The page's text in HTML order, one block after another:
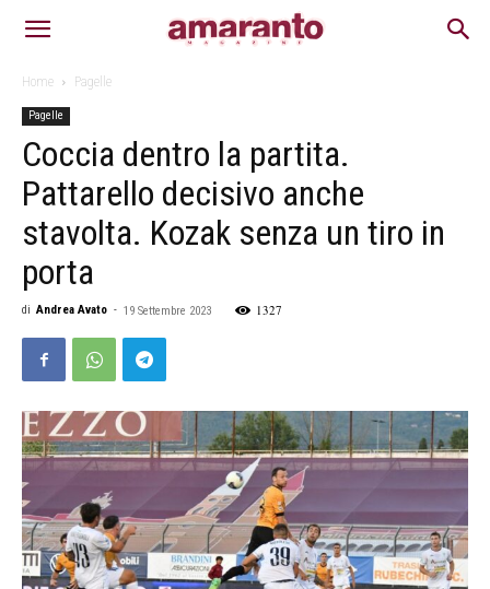
Home Pagelle
Pagelle
Coccia dentro la partita.
Pattarello decisivo anche
stavolta. Kozak senza un tiro in
porta
di Andrea Avato - 19 Settembre 2023 1327